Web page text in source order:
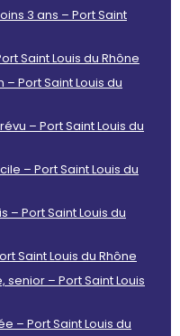
3 ans – Port Saint
Saint Louis du Rhône
Port Saint Louis du
– Port Saint Louis du
– Port Saint Louis du
– Port Saint Louis du
Saint Louis du Rhône
– Port Saint Louis
– Port Saint Louis du